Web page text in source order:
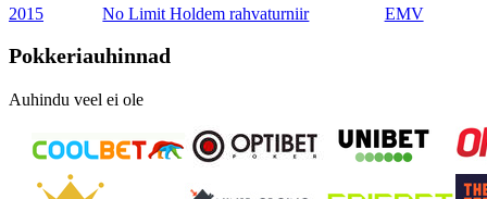
2015 No Limit Holdem rahvaturniir EMV
Pokkeriauhinnad
Auhindu veel ei ole